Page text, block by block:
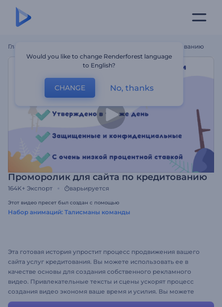
Главная Проморолик Для Сайта По Кредитованию
Проморолик для сайта по кредитованию
164K+ Экспорт варьируется
Этот видео пресет был создан с помощью
Набор анимаций: Талисманы команды
Эта готовая история упростит процесс продвижения вашего
сайта услуг кредитования. Вы можете использовать ее в
качестве основы для создания собственного рекламного
видео. Привлекательные тексты и сцены ускорят процесс
создания видео экономя ваше время и усилия. Вы можете
изменять любую сцену или ее описание, чтобы она отражала
Would you like to change Renderforest language
to English?
CHANGE No, thanks